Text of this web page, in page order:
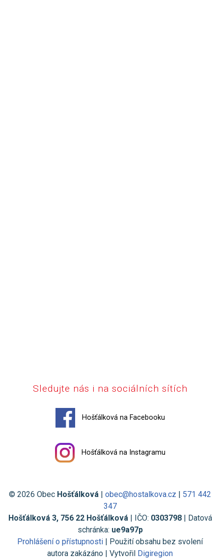
Sledujte nás i na sociálních sítích
Hošťálková na Facebooku
Hošťálková na Instagramu
© 2026 Obec Hošťálková obec@hostalkova.cz
571 442
347
Hošťálková 3, 756 22 Hošťálková| IČO: 0303798| Datová
schránka: ue9a97p
Prohlášení o přístupnosti | Použití obsahu bez svolení
autora zakázáno | Vytvořil Digiregion